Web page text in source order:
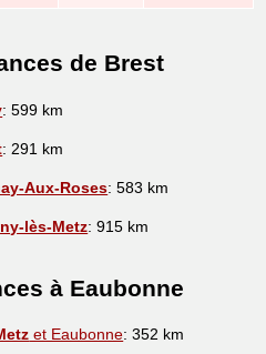
de Brest
: 599 km
: 291 km
Aux-Roses: 583 km
lès-Metz: 915 km
à Eaubonne
et Eaubonne: 352 km